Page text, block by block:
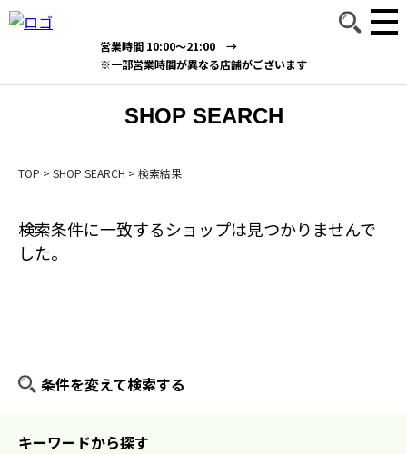
営業時間 10:00～21:00 →
※一部営業時間が異なる店舗がございます
SHOP SEARCH
TOP > SHOP SEARCH > 検索結果
検索条件に一致するショップは見つかりませんで
した。
条件を変えて検索する
キーワードから探す